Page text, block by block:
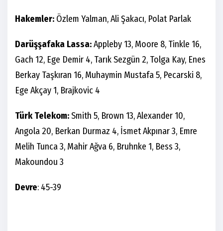
Hakemler: Özlem Yalman, Ali Şakacı, Polat Parlak
Darüşşafaka Lassa:Appleby 13, Moore 8, Tinkle 16,
Gach 12, Ege Demir 4, Tarık Sezgün 2, Tolga Kay, Enes
Berkay Taşkıran 16, Muhaymin Mustafa 5, Pecarski 8,
Ege Akçay 1, Brajkovic 4
Türk Telekom:Smith 5, Brown 13, Alexander 10,
Angola 20, Berkan Durmaz 4, İsmet Akpınar 3, Emre
Melih Tunca 3, Mahir Ağva 6, Bruhnke 1, Bess 3,
Makoundou 3
Devre: 45-39